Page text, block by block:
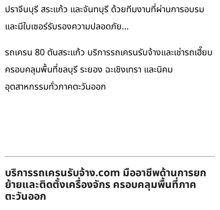
ปราจีนบุรี สระแก้ว และจันทบุรี ด้วยทีมงานที่ผ่านการอบรม
และมีใบเซอร์รับรองความปลอดภัย…
รถเครน 80 ตันสระแก้ว บริการรถเครนรับจ้างและเช่ารถเฮี๊ยบ
ครอบคลุมพื้นที่ชลบุรี ระยอง ฉะเชิงเทรา และนิคม
อุตสาหกรรมทั่วภาคตะวันออก
บริการรถเครนรับจ้าง.com มืออาชีพด้านการยก
ย้ายและติดตั้งเครื่องจักร ครอบคลุมพื้นที่ภาค
ตะวันออก